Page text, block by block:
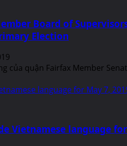
Board of
Election
của quận Fairfax Member
language for May 7,
Vietnamese language